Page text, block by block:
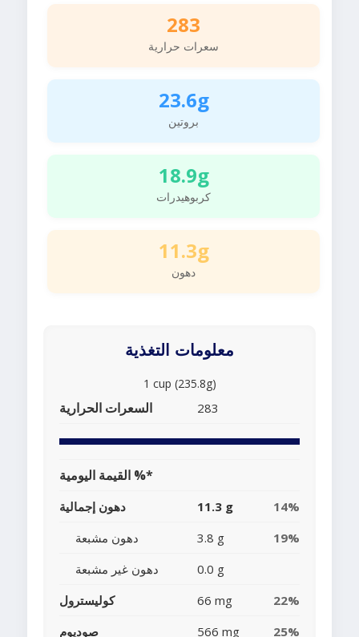
283
سعرات حرارية
23.6g
بروتين
18.9g
كربوهيدرات
11.3g
دهون
معلومات التغذية
1 cup (235.8g)
السعرات الحرارية 283
القيمة اليومية %*
دهون إجمالية 11.3 g
14%
دهون مشبعة
3.8 g
19%
دهون غير مشبعة
0.0 g
كوليسترول
66 mg
22%
صوديوم
566 mg 25%